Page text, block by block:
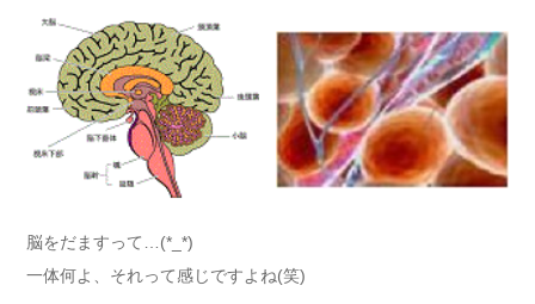
脳をだますって…(*_*)
一体何よ、それって感じですよね(笑)